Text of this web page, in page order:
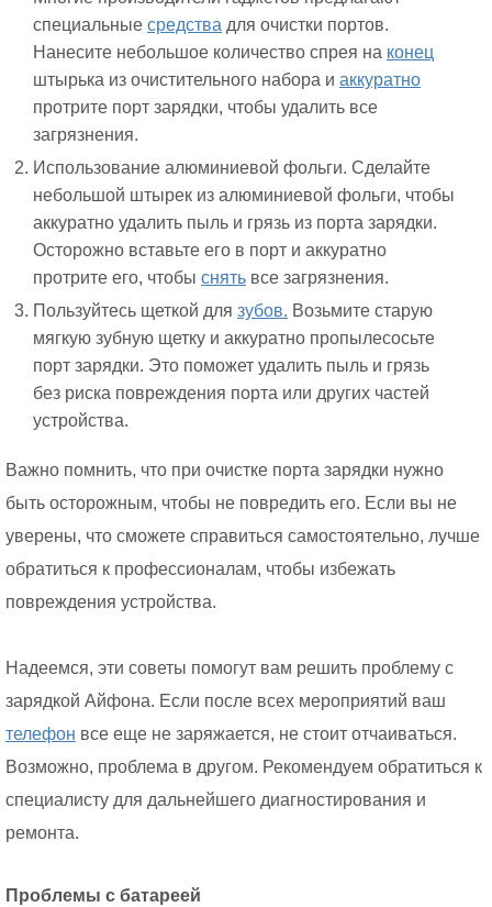
специальные средства для очистки портов.
Нанесите небольшое количество спрея на конец
штырька из очистительного набора и аккуратно
протрите порт зарядки, чтобы удалить все
загрязнения.
Использование алюминиевой фольги. Сделайте
небольшой штырек из алюминиевой фольги, чтобы
аккуратно удалить пыль и грязь из порта зарядки.
Осторожно вставьте его в порт и аккуратно
протрите его, чтобы снять все загрязнения.
Пользуйтесь щеткой для зубов. Возьмите старую
мягкую зубную щетку и аккуратно пропылесосьте
порт зарядки. Это поможет удалить пыль и грязь
без риска повреждения порта или других частей
устройства.
Важно помнить, что при очистке порта зарядки нужно
быть осторожным, чтобы не повредить его. Если вы не
уверены, что сможете справиться самостоятельно, лучше
обратиться к профессионалам, чтобы избежать
повреждения устройства.
Надеемся, эти советы помогут вам решить проблему с
зарядкой Айфона. Если после всех мероприятий ваш
телефон все еще не заряжается, не стоит отчаиваться.
Возможно, проблема в другом. Рекомендуем обратиться к
специалисту для дальнейшего диагностирования и
ремонта.
Проблемы с батареей